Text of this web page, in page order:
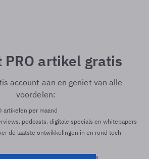
PRO artikel gratis
account aan en geniet van alle
voordelen:
artikelen per maand
podcasts, digitale specials en whitepapers
de laatste ontwikkelingen in en rond tech